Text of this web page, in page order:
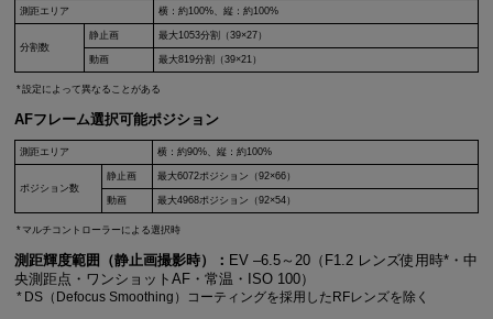
測距エリア 横：約100%、縦：約100%
分割数
静止画 最大1053分割（39×27）
動画 最大819分割（39×21）
設定によって異なることがある
AFフレーム選択可能ポジション
測距エリア 横：約90%、縦：約100%
ポジション数
静止画 最大6072ポジション（92×66）
動画 最大4968ポジション（92×54）
マルチコントローラーによる選択時
測距輝度範囲（静止画撮影時）： EV –6.5～20（F1.2 レンズ使用時*・中
央測距点・ワンショットAF・常温・ISO 100）
DS（Defocus Smoothing）コーティングを採用したRFレンズを除く